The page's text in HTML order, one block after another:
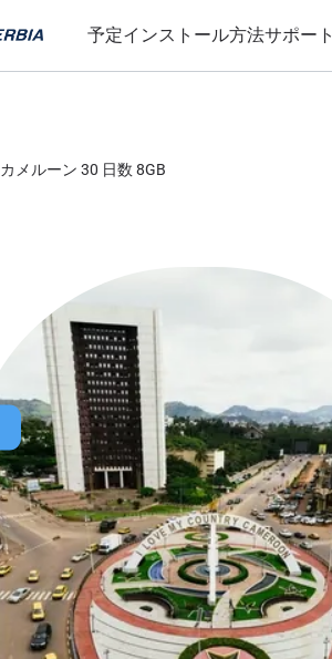
予定インストール方法サポート
カメルーン 30 日数 8GB